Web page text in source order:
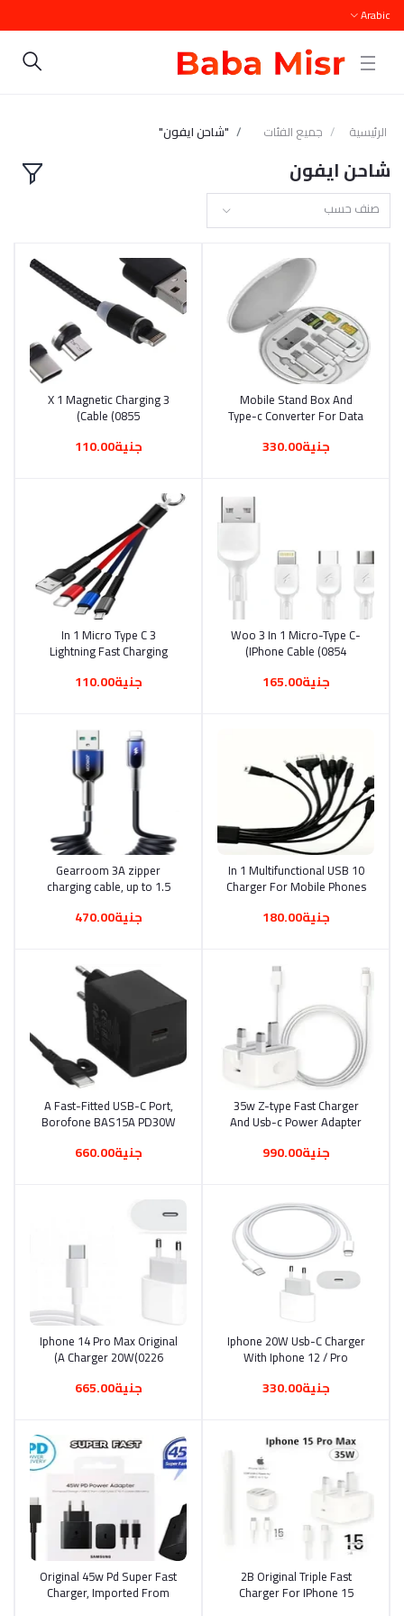
Arabic
الرئيسية جميع الفئات "شاحن ايفون"
شاحن ايفون
صنف حسب
أضف إلى السلة
Mobile Stand Box And
Type-c Converter For Data
A Power Of 60 Watts Super
جنية330.00
أضف إلى السلة
3 X 1 Magnetic Charging
Cable (0855)
جنية110.00
أضف إلى السلة
Woo 3 In 1 Micro-Type C-
IPhone Cable (0854)
جنية165.00
أضف إلى السلة
3 In 1 Micro Type C
Lightning Fast Charging
جنية110.00
أضف إلى السلة
10 In 1 Multifunctional USB
Charger For Mobile Phones
جنية180.00
أضف إلى السلة
Gearroom 3A zipper
charging cable, up to 1.5
iPhone. S-A43(0993)
جنية470.00
أضف إلى السلة 35w Z-type Fast Charger
And Usb-c Power Adapter
14 Pro Max (1752)
جنية990.00
أضف إلى السلة
A Fast-Fitted USB-C Port,
Borofone BAS15A PD30W
The Samsung And IPhone
جنية660.00
أضف إلى السلة
Iphone 20W Usb-C Charger
With Iphone 12 / Pro
Charger Usb-C(0230)
جنية330.00
أضف إلى السلة
Iphone 14 Pro Max Original
A Charger 20W(0226)
جنية665.00
أضف إلى السلة 2B Original Triple Fast
Charger For IPhone 15
أضف إلى السلة
Original 45w Pd Super Fast
Charger, Imported From